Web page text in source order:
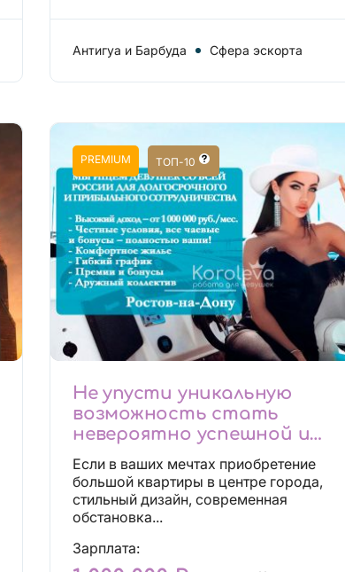
Антигуа и Барбуда Сфера эскорта
PREMIUM ТОП-10
Не упусти уникальную
возможность стать
невероятно успешной и
независимой!
Если в ваших мечтах приобретение
большой квартиры в центре города,
стильный дизайн, современная
обстановка...
Зарплата: